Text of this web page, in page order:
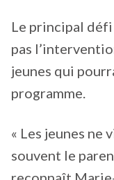
Le principal
pas
jeunes qui
programme.
« Les jeunes ne
souvent le